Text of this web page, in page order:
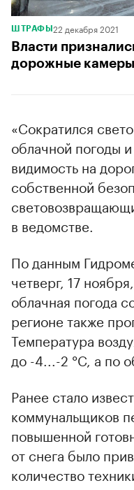
ШТРАФЫ 22 декабря 2021
Власти
дорожные камеры
«Сократился
облачной погоды
видимость на
собственной
в ведомстве.
По данным
четверг, 17
облачная погода
регионе также
Температура
до -4...-2 °С, а по
Ранее стало
коммунальщиков
повышенной
от снега было
количество